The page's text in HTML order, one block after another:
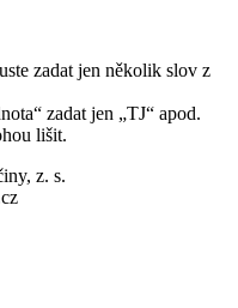
zadat jen několik slov z
“ zadat jen „TJ“ apod.
lišit.